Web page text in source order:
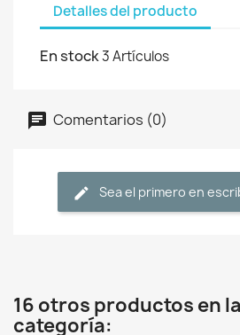
Detalles del producto
En stock3 Artículos
Comentarios (0)
Sea el primero en
16 otros productos en
categoría: